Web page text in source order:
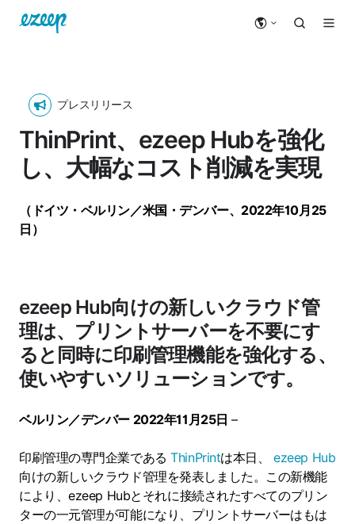
プレスリリース
ThinPrint、ezeep Hubを強化
し、大幅なコスト削減を実現
（ドイツ・ベルリン／米国・デンバー、2022年10月25
日）
ezeep Hub向けの新しいクラウド管
理は、プリントサーバーを不要にす
ると同時に印刷管理機能を強化する、
使いやすいソリューションです。
ベルリン／デンバー 2022年11月25日 –
印刷管理の専門企業であるThinPrintは本日、ezeep Hub
向けの新しいクラウド管理を発表しました。この新機能
により、ezeep Hubとそれに接続されたすべてのプリン
ターの一元管理が可能になり、プリントサーバーはもは